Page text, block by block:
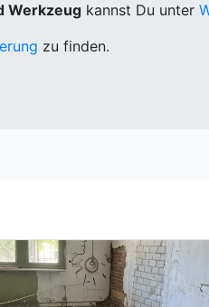
Werkzeug kannst Du unter
zu finden.